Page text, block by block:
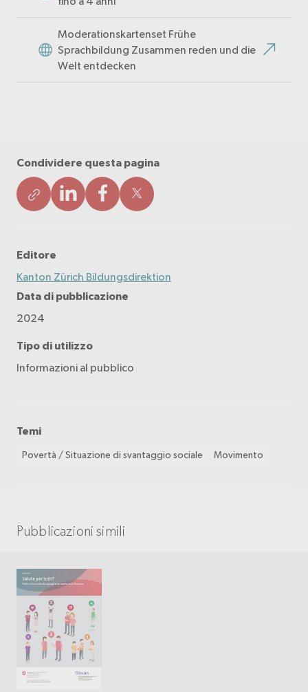
Moderationskartenset Frühe
Sprachbildung Zusammen reden und die
Welt entdecken
Condividere questa pagina
Editore
Kanton Zürich Bildungsdirektion
Data di pubblicazione
2024
Tipo di utilizzo
Informazioni al pubblico
Temi
Povertà / Situazione di svantaggio sociale Movimento
Pubblicazioni simili